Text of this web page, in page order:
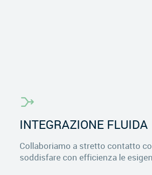
INTEGRAZIONE FLUIDA
Collaboriamo a stretto contatto
soddisfare con efficienza le